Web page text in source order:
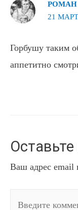
РОМАН
21
Горбушу таким
аппетитно
Ваш адрес email